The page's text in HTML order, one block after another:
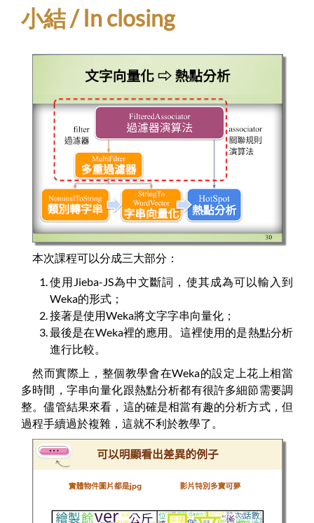
小結 / In closing
本次課程可以分成三大部分：
使用Jieba-JS為中文斷詞，使其成為可以輸入到
Weka的形式；
接著是使用Weka將文字字串向量化；
最後是在Weka裡的應用。這裡使用的是熱點分析
進行比較。
然而實際上，整個教學會在Weka的設定上花上相當
多時間，字串向量化跟熱點分析都有很許多細節需要調
整。儘管結果來看，這的確是相當有趣的分析方式，但
過程手續過於複雜，這就不利於教學了。